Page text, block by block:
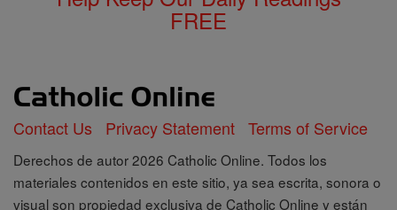
FREE
Contact Us Privacy Statement Terms of Service
Derechos de autor 2026 Catholic Online. Todos los
materiales contenidos en este sitio, ya sea escrita, sonora o
visual son propiedad exclusiva de Catholic Online y están